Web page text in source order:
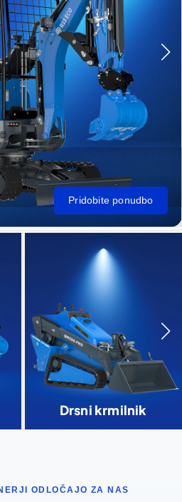
Pridobite ponudbo
Drsni krmilnik
ODLOČAJO ZA NAS